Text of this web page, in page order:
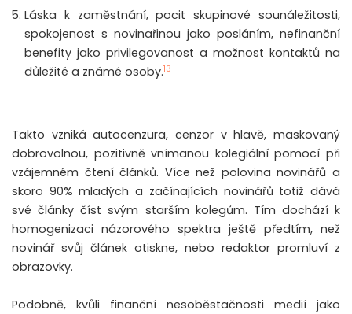
Láska k zaměstnání, pocit skupinové sounáležitosti,
spokojenost s novinařinou jako posláním, nefinanční
benefity jako privilegovanost a možnost kontaktů na
důležité a známé osoby.13
Takto vzniká autocenzura, cenzor v hlavě, maskovaný
dobrovolnou, pozitivně vnímanou kolegiální pomocí při
vzájemném čtení článků. Více než polovina novinářů a
skoro 90% mladých a začínajících novinářů totiž dává
své články číst svým starším kolegům. Tím dochází k
homogenizaci názorového spektra ještě předtím, než
novinář svůj článek otiskne, nebo redaktor promluví z
obrazovky.
Podobně, kvůli finanční nesoběstačnosti medií jako